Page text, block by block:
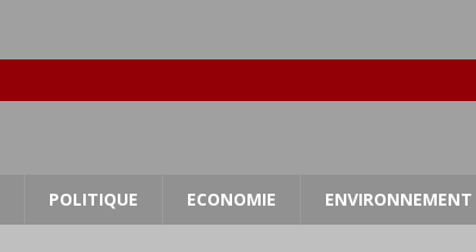
POLITIQUE ECONOMIE ENVIRONNEMENT